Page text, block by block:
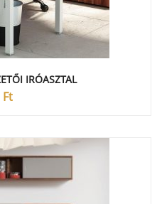
IRÓASZTAL
Ft